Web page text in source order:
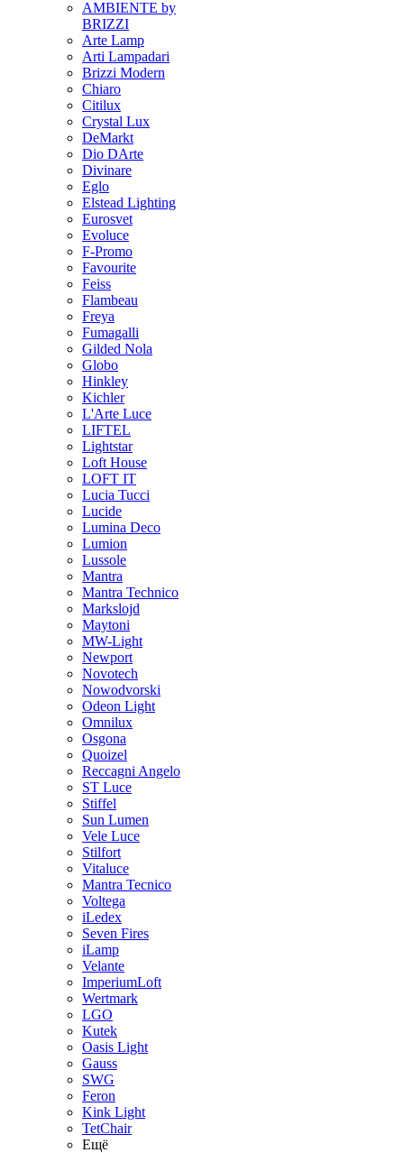
AMBIENTE by
BRIZZI
Arte Lamp
Arti Lampadari
Brizzi Modern
Chiaro
Citilux
Crystal Lux
DeMarkt
Dio DArte
Divinare
Eglo
Elstead Lighting
Eurosvet
Evoluce
F-Promo
Favourite
Feiss
Flambeau
Freya
Fumagalli
Gilded Nola
Globo
Hinkley
Kichler
L'Arte Luce
LIFTEL
Lightstar
Loft House
LOFT IT
Lucia Tucci
Lucide
Lumina Deco
Lumion
Lussole
Mantra
Mantra Technico
Markslojd
Maytoni
MW-Light
Newport
Novotech
Nowodvorski
Odeon Light
Omnilux
Osgona
Quoizel
Reccagni Angelo
ST Luce
Stiffel
Sun Lumen
Vele Luce
Stilfort
Vitaluce
Mantra Tecnico
Voltega
iLedex
Seven Fires
iLamp
Velante
ImperiumLoft
Wertmark
LGO
Kutek
Oasis Light
Gauss
SWG
Feron
Kink Light
TetСhair
Ещё